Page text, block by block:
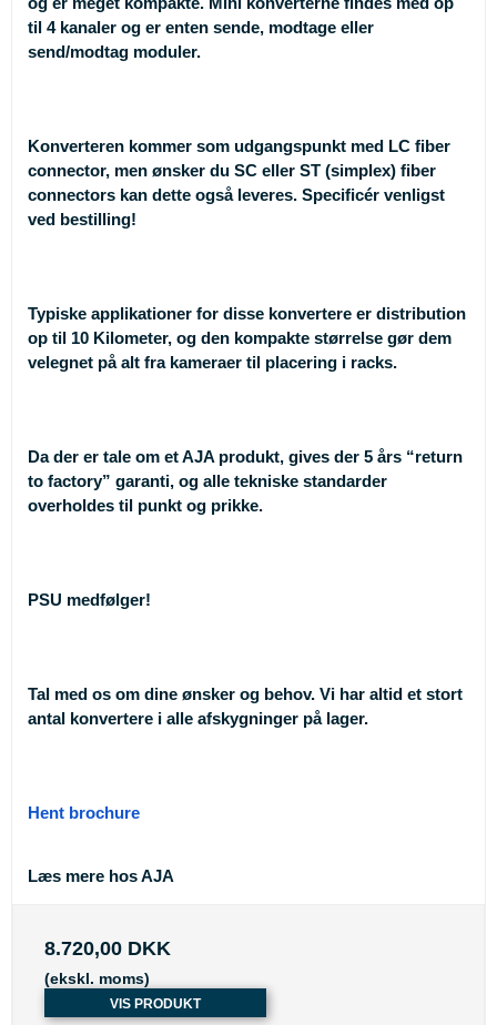
og er meget kompakte. Mini konverterne findes med op
til 4 kanaler og er enten sende, modtage eller
send/modtag moduler.
Konverteren kommer som udgangspunkt med LC fiber
connector, men ønsker du SC eller ST (simplex) fiber
connectors kan dette også leveres. Specificér venligst
ved bestilling!
Typiske applikationer for disse konvertere er distribution
op til 10 Kilometer, og den kompakte størrelse gør dem
velegnet på alt fra kameraer til placering i racks.
Da der er tale om et AJA produkt, gives der 5 års “return
to factory” garanti, og alle tekniske standarder
overholdes til punkt og prikke.
PSU medfølger!
Tal med os om dine ønsker og behov. Vi har altid et stort
antal konvertere i alle afskygninger på lager.
Hent brochure
Læs mere hos AJA
8.720,00 DKK
(ekskl. moms)
VIS PRODUKT